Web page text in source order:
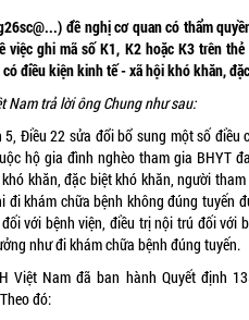
đề nghị cơ quan có thẩm
việc ghi mã số K1, K2 hoặc K3 trên
điều kiện kinh tế - xã hội khó khăn,
Nam trả lời ông Chung như sau:
Điều 22 sửa đổi bổ sung một số điều
hộ gia đình nghèo tham gia BHYT
khăn, đặc biệt khó khăn, người
đi khám chữa bệnh không đúng tuyến
với bệnh viện, điều trị nội trú đối với
như đi khám chữa bệnh đúng tuyến.
Việt Nam đã ban hành Quyết định
đó: